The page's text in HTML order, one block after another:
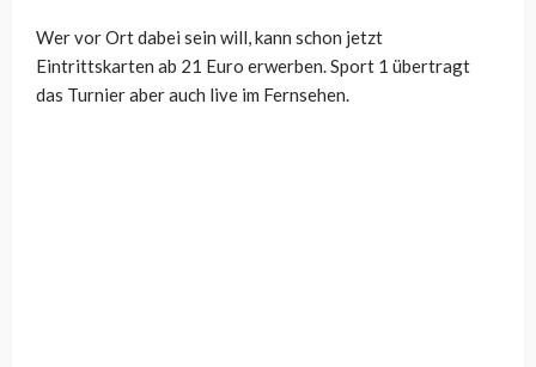
Wer vor Ort dabei sein will, kann schon jetzt
Eintrittskarten ab 21 Euro erwerben. Sport 1 übertragt
das Turnier aber auch live im Fernsehen.